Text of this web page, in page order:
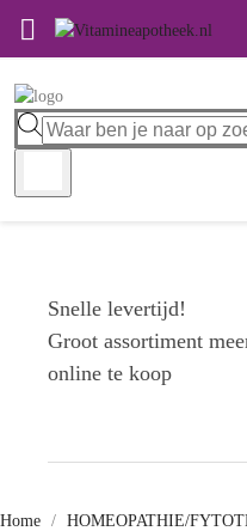

Snelle levertijd!
Groot assortiment
online te koop
Home HOMEOPATHIE/